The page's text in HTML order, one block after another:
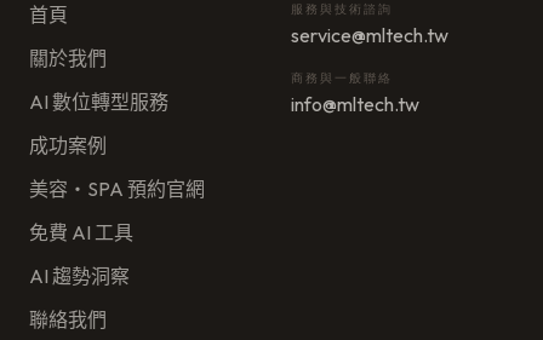
首頁
關於我們
AI 數位轉型服務
成功案例
美容・SPA 預約官網
免費 AI 工具
AI 趨勢洞察
聯絡我們
服務與技術諮詢
service@mltech.tw
商務與一般聯絡
info@mltech.tw